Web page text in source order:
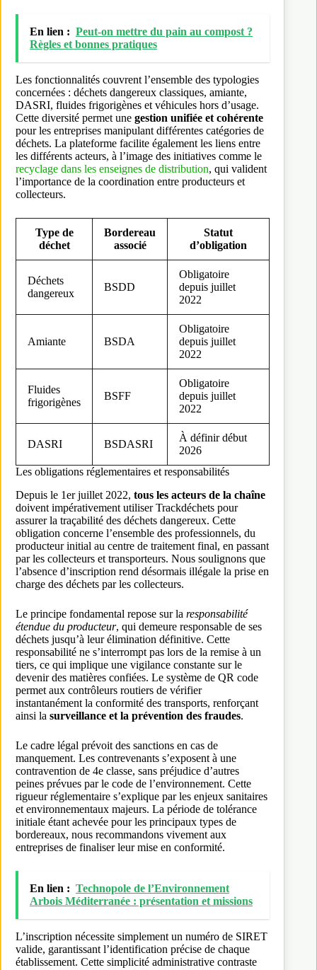
En lien : Peut-on mettre du pain au compost ?
Règles et bonnes pratiques
Les fonctionnalités couvrent l’ensemble des typologies
concernées : déchets dangereux classiques, amiante,
DASRI, fluides frigorigènes et véhicules hors d’usage.
Cette diversité permet une gestion unifiée et cohérente
pour les entreprises manipulant différentes catégories de
déchets. La plateforme facilite également les liens entre
les différents acteurs, à l’image des initiatives comme le
recyclage dans les enseignes de distribution, qui valident
l’importance de la coordination entre producteurs et
collecteurs.
Type de
déchet
Bordereau
associé
Statut
d’obligation
Déchets
dangereux
BSDD
Obligatoire
depuis juillet
2022
Amiante BSDA
Obligatoire
depuis juillet
2022
Fluides
frigorigènes
BSFF
Obligatoire
depuis juillet
2022
DASRI BSDASRI
À définir début
2026
Les obligations réglementaires et responsabilités
Depuis le 1er juillet 2022, tous les acteurs de la chaîne
doivent impérativement utiliser Trackdéchets pour
assurer la traçabilité des déchets dangereux. Cette
obligation concerne l’ensemble des professionnels, du
producteur initial au centre de traitement final, en passant
par les collecteurs et transporteurs. Nous soulignons que
l’absence d’inscription rend désormais illégale la prise en
charge des déchets par les collecteurs.
Le principe fondamental repose sur la responsabilité
étendue du producteur, qui demeure responsable de ses
déchets jusqu’à leur élimination définitive. Cette
responsabilité ne s’interrompt pas lors de la remise à un
tiers, ce qui implique une vigilance constante sur le
devenir des matières confiées. Le système de QR code
permet aux contrôleurs routiers de vérifier
instantanément la conformité des transports, renforçant
ainsi la surveillance et la prévention des fraudes.
Le cadre légal prévoit des sanctions en cas de
manquement. Les contrevenants s’exposent à une
contravention de 4e classe, sans préjudice d’autres
peines prévues par le code de l’environnement. Cette
rigueur réglementaire s’explique par les enjeux sanitaires
et environnementaux majeurs. La période de tolérance
initiale étant achevée pour les principaux types de
bordereaux, nous recommandons vivement aux
entreprises de finaliser leur mise en conformité.
En lien : Technopole de l’Environnement
Arbois Méditerranée : présentation et missions
L’inscription nécessite simplement un numéro de SIRET
valide, garantissant l’identification précise de chaque
établissement. Cette simplicité administrative contraste